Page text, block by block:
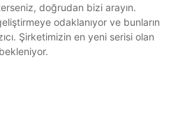
doğrudan bizi arayın.
odaklanıyor ve bunların
Şirketimizin en yeni serisi olan